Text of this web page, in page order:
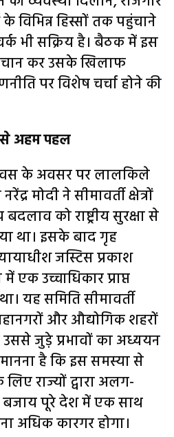
हिस्सों तक पहुंचाने
भी सक्रिय है। बैठक में इस
कर उसके खिलाफ
पर विशेष चर्चा होने की
से अहम पहल
के अवसर पर लालकिले
मोदी ने सीमावर्ती क्षेत्रों
को राष्ट्रीय सुरक्षा से
था। इसके बाद गृह
जस्टिस प्रकाश
एक उच्चाधिकार प्राप्त
यह समिति सीमावर्ती
और औद्योगिक शहरों
जुड़े प्रभावों का अध्ययन
है कि इस समस्या से
राज्यों द्वारा अलग-
बजाय पूरे देश में एक साथ
अधिक कारगर होगा।